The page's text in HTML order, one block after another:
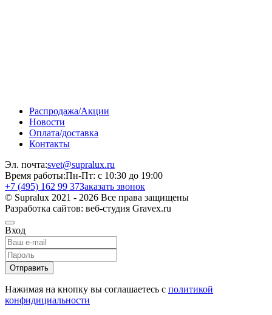
Распродажа/Акции
Новости
Оплата/доставка
Контакты
Эл. почта:svet@supralux.ru
Время работы:Пн-Пт: с 10:30 до 19:00
+7 (495) 162 99 37Заказать звонок
© Supralux 2021 - 2026 Все права защищены
Разработка сайтов: веб-студия Gravex.ru
Вход
Отправить
Нажимая на кнопку вы соглашаетесь с политикой
конфидициальности